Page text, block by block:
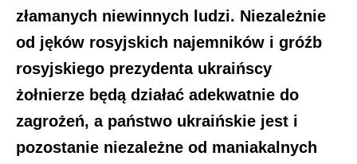
złamanych niewinnych ludzi. Niezależnie
od jęków rosyjskich najemników i gróźb
rosyjskiego prezydenta ukraińscy
żołnierze będą działać adekwatnie do
zagrożeń, a państwo ukraińskie jest i
pozostanie niezależne od maniakalnych